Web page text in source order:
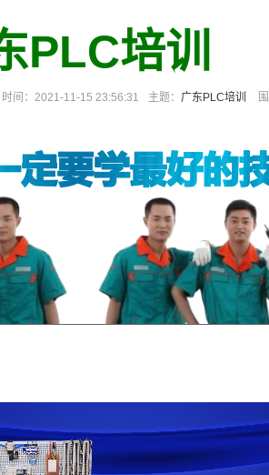
PLC培训
时间：2021-11-15 23:56:31 主题： 广东PLC培训